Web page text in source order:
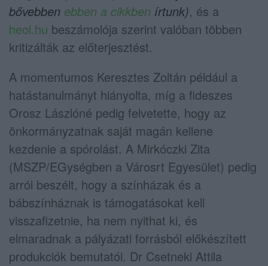
bővebben ebben a cikkben írtunk), és a
heol.hu beszámolója szerint valóban többen
kritizálták az előterjesztést.
A momentumos Keresztes Zoltán például a
hatástanulmányt hiányolta, míg a fideszes
Orosz Lászlóné pedig felvetette, hogy az
önkormányzatnak saját magán kellene
kezdenie a spórolást. A Mirkóczki Zita
(MSZP/EGységben a Városrt Egyesület) pedig
arról beszélt, hogy a színházak és a
bábszínháznak is támogatásokat kell
visszafizetnie, ha nem nyithat ki, és
elmaradnak a pályázati forrásból előkészített
produkciók bemutatói. Dr Csetneki Attila